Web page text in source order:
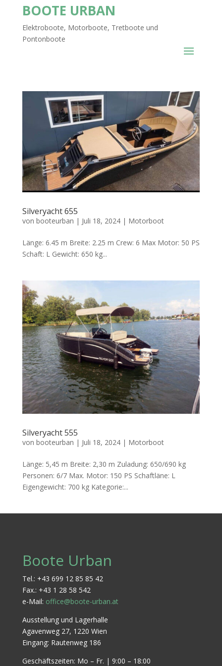
BOOTE URBAN
Elektroboote, Motorboote, Tretboote und
Pontonboote
Silveryacht 655
von booteurban | Juli 18, 2024| Motorboot
Länge: 6.45 m Breite: 2.25 m Crew: 6 Max Motor: 50 PS
Schaft: L Gewicht: 650 kg...
Silveryacht 555
von booteurban | Juli 18, 2024| Motorboot
Länge: 5,45 m Breite: 2,30 m Zuladung: 650/690 kg
Personen: 6/7 Max. Motor: 150 PS Schaftläne: L
Eigengewicht: 700 kg Kategorie:...
Boote Urban
Tel.: +43 699 12 85 85 42
Fax.: +43 1 28 58 542
e-Mail: office@boote-urban.at
Ausstellung und Lagerhalle
Agavenweg 27, 1220 Wien
Eingang: Rautenweg 186
Geschäftszeiten: Mo – Fr. | 9:00 – 18:00